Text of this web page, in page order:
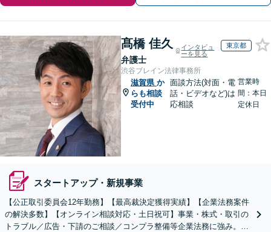
髙橋 佳久
弁護士
インタビュ
ーを見る
東京都
渋谷ブレイン法律事務所
滋賀県 か
らも相談
受付中
面談方法(対面・電
話・ビデオなど)は
応相談
営業時
間：本日
定休日
スタートアップ・新規事業
【公正取引委員会12年勤務】【最高裁決定獲得実績】【企業法務案件
の解決多数】【オンライン相談対応・土日祝可】事業・株式・取引の
トラブル／広告・下請のご相談／コンプラ整備等企業法務に強み。株